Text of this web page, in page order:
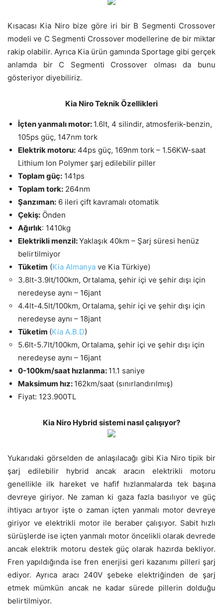
Kısacası Kia Niro bize göre iri bir B Segmenti Crossover
modeli ve C Segmenti Crossover modellerine de bir miktar
rakip olabilir. Ayrıca Kia ürün gamında Sportage gibi gerçek
anlamda bir C Segmenti Crossover olması da bunu
gösteriyor diyebiliriz.
Kia Niro Teknik Özellikleri
İçten yanmalı motor: 1.6lt, 4 silindir, atmosferik-benzin,
105ps güç, 147nm tork
Elektrik motoru: 44ps güç, 169nm tork – 1.56KW-saat
Lithium Ion Polymer şarj edilebilir piller
Toplam güç: 141ps
Toplam tork: 264nm
Şanzıman: 6 ileri çift kavramalı otomatik
Çekiş: Önden
Ağırlık: 1410kg
Elektrikli menzil:Yaklaşık 40km – Şarj süresi henüz
belirtilmiyor
Tüketim (Kia Almanya ve Kia Türkiye)
3.8lt-3.9lt/100km, Ortalama, şehir içi ve şehir dışı için
neredeyse aynı – 16jant
4.4lt-4.5lt/100km, Ortalama, şehir içi ve şehir dışı için
neredeyse aynı – 18jant
Tüketim (Kia A.B.D)
5.6lt-5.7lt/100km, Ortalama, şehir içi ve şehir dışı için
neredeyse aynı – 16jant
0-100km/saat hızlanma: 11.1 saniye
Maksimum hız: 162km/saat (sınırlandırılmış)
Fiyat: 123.900TL
Kia Niro Hybrid sistemi nasıl çalışıyor?
Yukarıdaki görselden de anlaşılacağı gibi Kia Niro tipik bir
şarj edilebilir hybrid ancak aracın elektrikli motoru
genellikle ilk hareket ve hafif hızlanmalarda tek başına
devreye giriyor. Ne zaman ki gaza fazla basılıyor ve güç
ihtiyacı artıyor işte o zaman içten yanmalı motor devreye
giriyor ve elektrikli motor ile beraber çalışıyor. Sabit hızlı
sürüşlerde ise içten yanmalı motor öncelikli olarak devrede
ancak elektrik motoru destek güç olarak hazırda bekliyor.
Fren yapıldığında ise fren enerjisi geri kazanımı pilleri şarj
ediyor. Ayrıca aracı 240V şebeke elektriğinden de şarj
etmek mümkün ancak ne kadar sürede pillerin dolduğu
belirtilmiyor.